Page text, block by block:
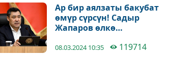
Ар бир аялзаты бакубат
өмүр сүрсүн! Садыр
Жапаров өлкө
08.03.2024 10:35
119714